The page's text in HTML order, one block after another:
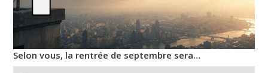
Selon vous, la rentrée de septembre sera…